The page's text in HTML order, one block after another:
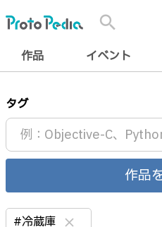
search
作品 イベント
タグ
作品
#冷蔵庫 clear